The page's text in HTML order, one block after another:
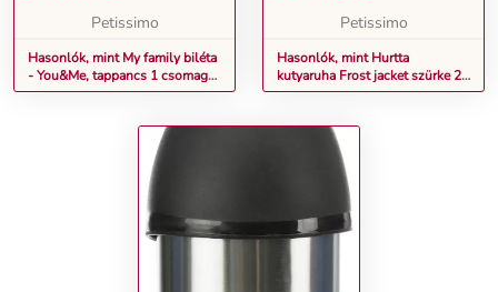
Petissimo
Hasonlók, mint My family biléta
- You&Me, tappancs 1 csomag
(Y&MPAW)
Petissimo
Hasonlók, mint Hurtta
kutyaruha Frost jacket szürke 25
cm